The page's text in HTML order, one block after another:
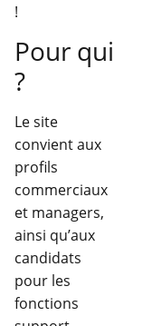
!
Pour qui
?
Le site
convient aux
profils
commerciaux
et managers,
ainsi qu’aux
candidats
pour les
fonctions